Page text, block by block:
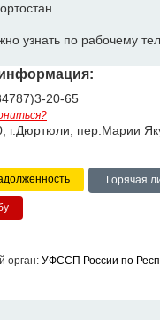
узнать по рабочему
информация:
20-65
г.Дюртюли, пер.Марии
Горячая
орган: УФССП России по